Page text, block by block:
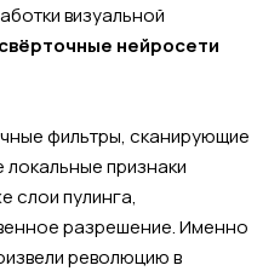
визуальной
свёрточные нейросети
фильтры, сканирующие
признаки
слои пулинга,
разрешение. Именно
революцию в